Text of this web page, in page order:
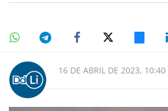
16 DE ABRIL DE 2023, 10:40